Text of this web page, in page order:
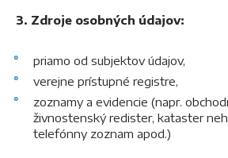
3. Zdroje osobných údajov:
priamo od subjektov údajov,
verejne prístupné registre,
zoznamy a evidencie (napr.
živnostenský redister, kataster
telefónny zoznam apod.)